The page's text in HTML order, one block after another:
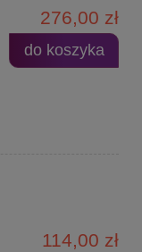
276,00 zł
do koszyka
114,00 zł